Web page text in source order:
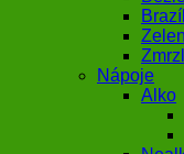
Nápoje
Alko